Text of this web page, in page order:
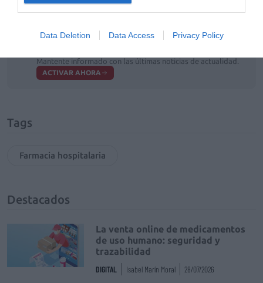
Data Deletion Data Access Privacy Policy
clara orientación clínica.
AñadirEl Farmacéuticocomo fuente preferida
Mantente informado con las últimas noticias de actualidad.
ACTIVAR AHORA
Tags
Farmacia hospitalaria
Destacados
La venta online de medicamentos
de uso humano: seguridad y
trazabilidad
DIGITAL Isabel Marín Moral 28/07/2026